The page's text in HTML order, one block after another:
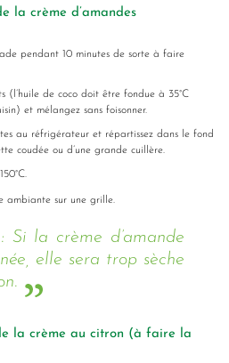
la crème d’amandes
pendant 10 minutes de sorte à faire
(l’huile de coco doit être fondue à 35°C
et mélangez sans foisonner.
au réfrigérateur et répartissez dans le fond
coudée ou d’une grande cuillère.
ambiante sur une grille.
Si la crème d’amande
elle sera trop sèche
la crème au citron (à faire la